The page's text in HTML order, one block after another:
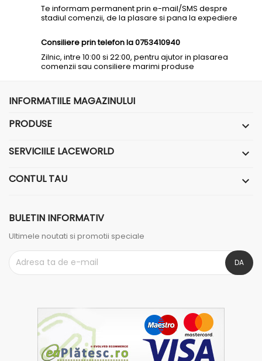
Te informam permanent prin e-mail/SMS despre
stadiul comenzii, de la plasare si pana la expediere
Consiliere prin telefon la 0753410940
Zilnic, intre 10:00 si 22:00, pentru ajutor in plasarea
comenzii sau consiliere marimi produse
INFORMATIILE MAGAZINULUI
PRODUSE

SERVICIILE LACEWORLD 
CONTUL TAU 
BULETIN INFORMATIV
Ultimele noutati si promotii speciale